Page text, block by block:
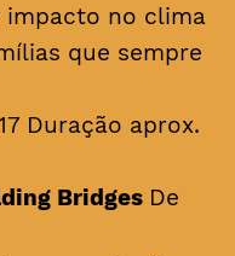
no clima
que sempre
Duração aprox.
Bridges De